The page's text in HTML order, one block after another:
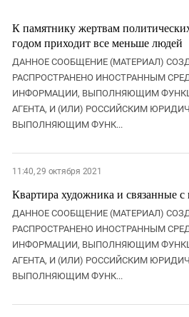
К памятнику жертвам
годом приходит все меньше людей
ДАННОЕ СООБЩЕНИЕ (МАТЕРИАЛ)
РАСПРОСТРАНЕНО ИНОСТРАННЫМ
ИНФОРМАЦИИ, ВЫПОЛНЯЮЩИМ
АГЕНТА, И (ИЛИ) РОССИЙСКИМ
ВЫПОЛНЯЮЩИМ ФУНК...
11:40, 29 октября 2021
Квартира художника и связанные с
ДАННОЕ СООБЩЕНИЕ (МАТЕРИАЛ)
РАСПРОСТРАНЕНО ИНОСТРАННЫМ
ИНФОРМАЦИИ, ВЫПОЛНЯЮЩИМ
АГЕНТА, И (ИЛИ) РОССИЙСКИМ
ВЫПОЛНЯЮЩИМ ФУНК...